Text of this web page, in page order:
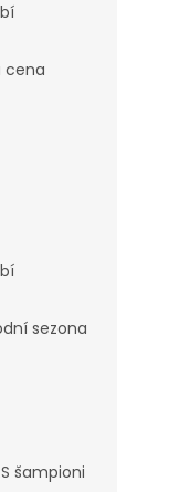
cena
sezona
šampioni